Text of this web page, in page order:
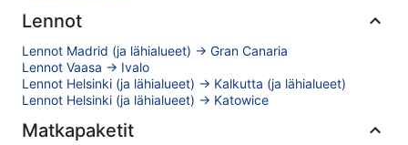
Lennot
Lennot Madrid (ja lähialueet) → Gran Canaria
Lennot Vaasa → Ivalo
Lennot Helsinki (ja lähialueet) → Kalkutta (ja lähialueet)
Lennot Helsinki (ja lähialueet) → Katowice
Matkapaketit